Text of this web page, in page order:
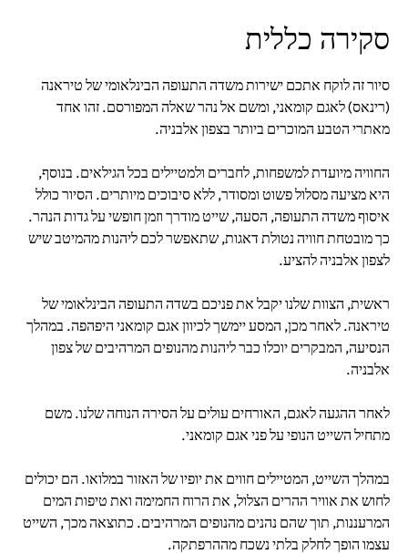
סקירה כללית
סיור זה לוקח אתכם ישירות משדה התעופה הבינלאומי של טיראנה
(רינאס) לאגם קומאני, ומשם אל נהר שאלה המפורסם. זהו אחד
מאתרי הטבע המוכרים ביותר בצפון אלבניה.
החוויה מיועדת למשפחות, לחברים ולמטיילים בכל הגילאים. בנוסף,
היא מציעה מסלול פשוט ומסודר, ללא סיבוכים מיותרים. הסיור כולל
איסוף משדה התעופה, הסעה, שייט מודרך וזמן חופשי על גדות הנהר.
כך מובטחת חוויה נטולת דאגות, שתאפשר לכם ליהנות מהמיטב שיש
לצפון אלבניה להציע.
ראשית, הצוות שלנו יקבל את פניכם בשדה התעופה הבינלאומי של
טיראנה. לאחר מכן, המסע יימשך לכיוון אגם קומאני היפהפה. במהלך
הנסיעה, המבקרים יוכלו כבר ליהנות מהנופים המרהיבים של צפון
אלבניה.
לאחר ההגעה לאגם, האורחים עולים על הסירה הנוחה שלנו. משם
מתחיל השייט הנופי על פני אגם קומאני.
במהלך השייט, המטיילים חווים את יופיו של האזור במלואו. הם יכולים
לחוש את אוויר ההרים הצלול, את הרוח החמימה ואת טיפות המים
המרעננות, תוך שהם נהנים מהנופים המרהיבים. כתוצאה מכך, השייט
עצמו הופך לחלק בלתי נשכח מההרפתקה.